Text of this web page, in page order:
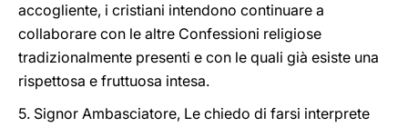
accogliente, i cristiani intendono continuare a
collaborare con le altre Confessioni religiose
tradizionalmente presenti e con le quali già esiste una
rispettosa e fruttuosa intesa.
5. Signor Ambasciatore, Le chiedo di farsi interprete